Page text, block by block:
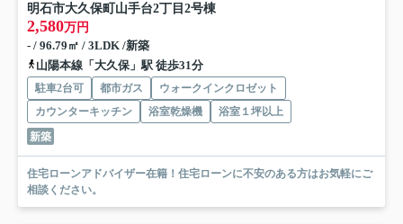
明石市大久保町山手台2丁目 2号棟
2,580万円
- / 96.79㎡ / 3LDK /新築
山陽本線「大久保」駅 徒歩31分
駐車2台可 都市ガス
ウォークインクロゼット
カウンターキッチン
浴室乾燥機
浴室１坪以上
新築
住宅ローンアドバイザー在籍！住宅ローンに不安のある方はお気軽にご
相談ください。